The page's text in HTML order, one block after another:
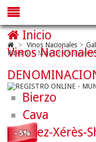
> Vinos Nacionales >
Ribeiro > Máis de
- 5%
Inicio
Vinos
Bierzo
Cava
Jerez-Xérès-